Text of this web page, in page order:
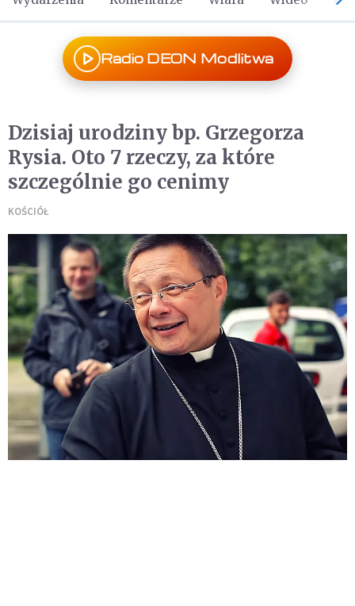
Radio DEON Modlitwa
Dzisiaj urodziny bp. Grzegorza
Rysia. Oto 7 rzeczy, za które
szczególnie go cenimy
KOŚCIÓŁ